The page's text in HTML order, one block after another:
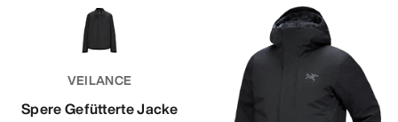
VEILANCE
Spere Gefütterte Jacke